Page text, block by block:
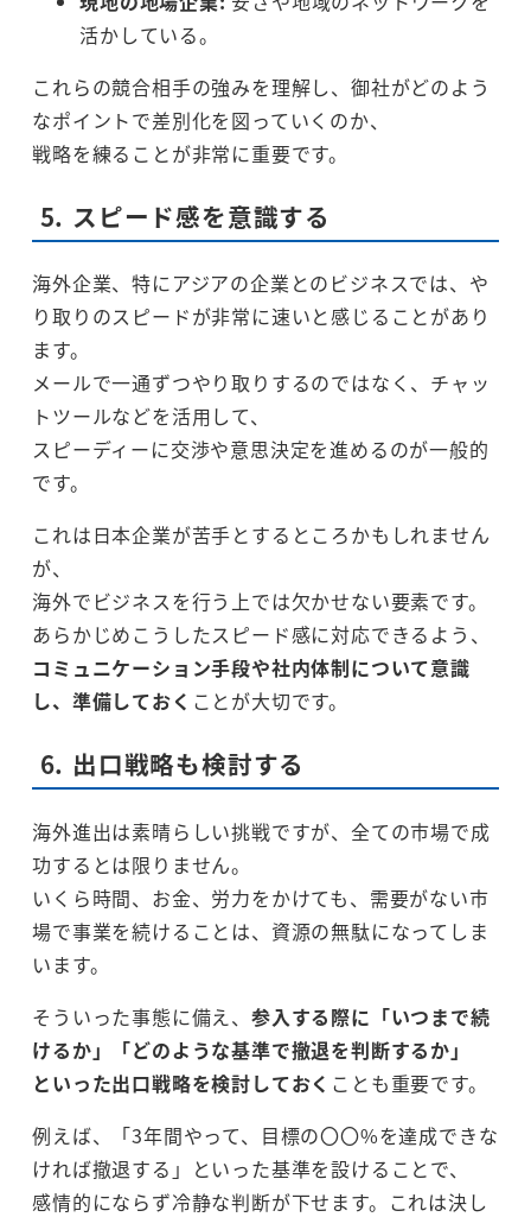
活かしている。
これらの競合相手の強みを理解し、御社がどのよう
なポイントで差別化を図っていくのか、
戦略を練ることが非常に重要です。
5. スピード感を意識する
海外企業、特にアジアの企業とのビジネスでは、や
り取りのスピードが非常に速いと感じることがあり
ます。
メールで一通ずつやり取りするのではなく、チャッ
トツールなどを活用して、
スピーディーに交渉や意思決定を進めるのが一般的
です。
これは日本企業が苦手とするところかもしれません
が、
海外でビジネスを行う上では欠かせない要素です。
あらかじめこうしたスピード感に対応できるよう、
コミュニケーション手段や社内体制について意識
し、準備しておく ことが大切です。
6. 出口戦略も検討する
海外進出は素晴らしい挑戦ですが、全ての市場で成
功するとは限りません。
いくら時間、お金、労力をかけても、需要がない市
場で事業を続けることは、資源の無駄になってしま
います。
そういった事態に備え、 参入する際に「いつまで続
けるか」「どのような基準で撤退を判断するか」
といった出口戦略を検討しておく ことも重要です。
例えば、「3年間やって、目標の〇〇%を達成できな
ければ撤退する」といった基準を設けることで、
感情的にならず冷静な判断が下せます。これは決し